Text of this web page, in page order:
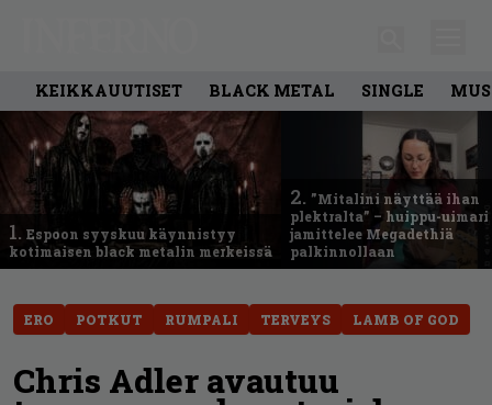
KEIKKAUUTISET BLACK METAL SINGLE
1. Espoon syyskuu käynnistyy
kotimaisen black metalin merkeissä
2. ”Mitalini näyttää ihan
plektralta” – huippu-uimari
jamittelee Megadethiä
palkinnollaan
ERO POTKUT RUMPALI TERVEYS LAMB OF GOD
Chris Adler avautuu